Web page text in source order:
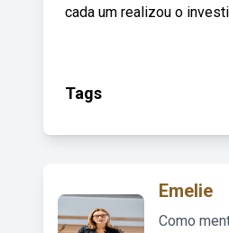
cada um realizou o
Tags
Emelie
Como